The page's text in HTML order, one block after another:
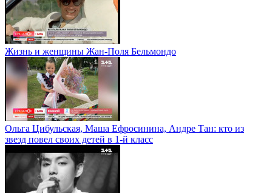
Жизнь и женщины Жан-Поля Бельмондо
Ольга Цибульская, Маша Ефросинина, Андре Тан: кто из
звезд повел своих детей в 1-й класс